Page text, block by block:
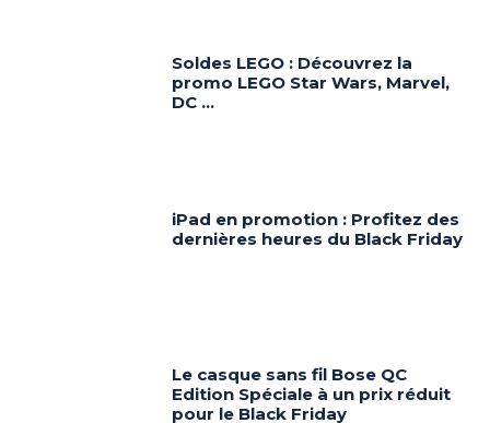
Soldes LEGO : Découvrez la
promo LEGO Star Wars, Marvel,
DC …
iPad en promotion : Profitez des
dernières heures du Black Friday
Le casque sans fil Bose QC
Edition Spéciale à un prix réduit
pour le Black Friday